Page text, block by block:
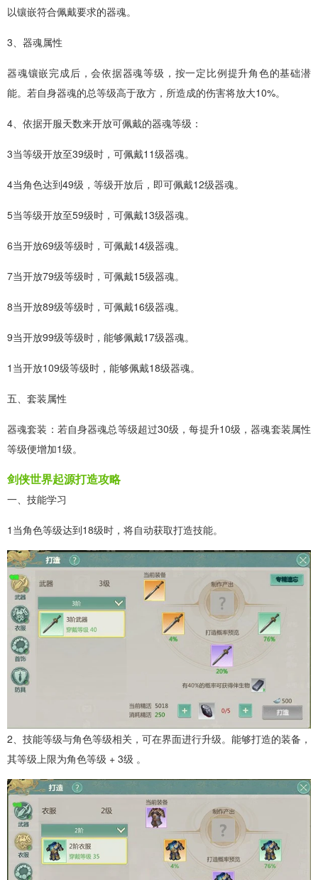
以镶嵌符合佩戴要求的器魂。
3、器魂属性
器魂镶嵌完成后，会依据器魂等级，按一定比例提升角色的基础潜
能。若自身器魂的总等级高于敌方，所造成的伤害将放大10%。
4、依据开服天数来开放可佩戴的器魂等级：
3当等级开放至39级时，可佩戴11级器魂。
4当角色达到49级，等级开放后，即可佩戴12级器魂。
5当等级开放至59级时，可佩戴13级器魂。
6当开放69级等级时，可佩戴14级器魂。
7当开放79级等级时，可佩戴15级器魂。
8当开放89级等级时，可佩戴16级器魂。
9当开放99级等级时，能够佩戴17级器魂。
1当开放109级等级时，能够佩戴18级器魂。
五、套装属性
器魂套装：若自身器魂总等级超过30级，每提升10级，器魂套装属性
等级便增加1级。
剑侠世界起源打造攻略
一、技能学习
1当角色等级达到18级时，将自动获取打造技能。
2、技能等级与角色等级相关，可在界面进行升级。能够打造的装备，
其等级上限为角色等级 + 3级 。